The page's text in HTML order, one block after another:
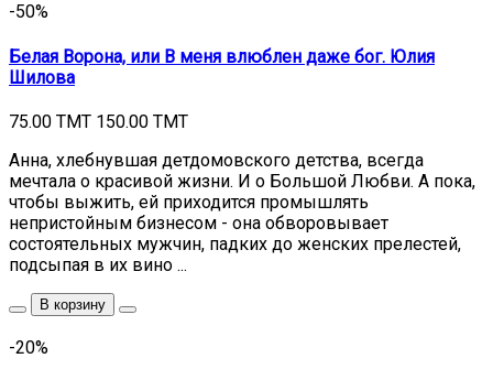
-50%
Белая Ворона, или В меня влюблен даже бог. Юлия
Шилова
75.00 TMT 150.00 TMT
Анна, хлебнувшая детдомовского детства, всегда
мечтала о красивой жизни. И о Большой Любви. А пока,
чтобы выжить, ей приходится промышлять
непристойным бизнесом - она обворовывает
состоятельных мужчин, падких до женских прелестей,
подсыпая в их вино ...
В корзину
-20%